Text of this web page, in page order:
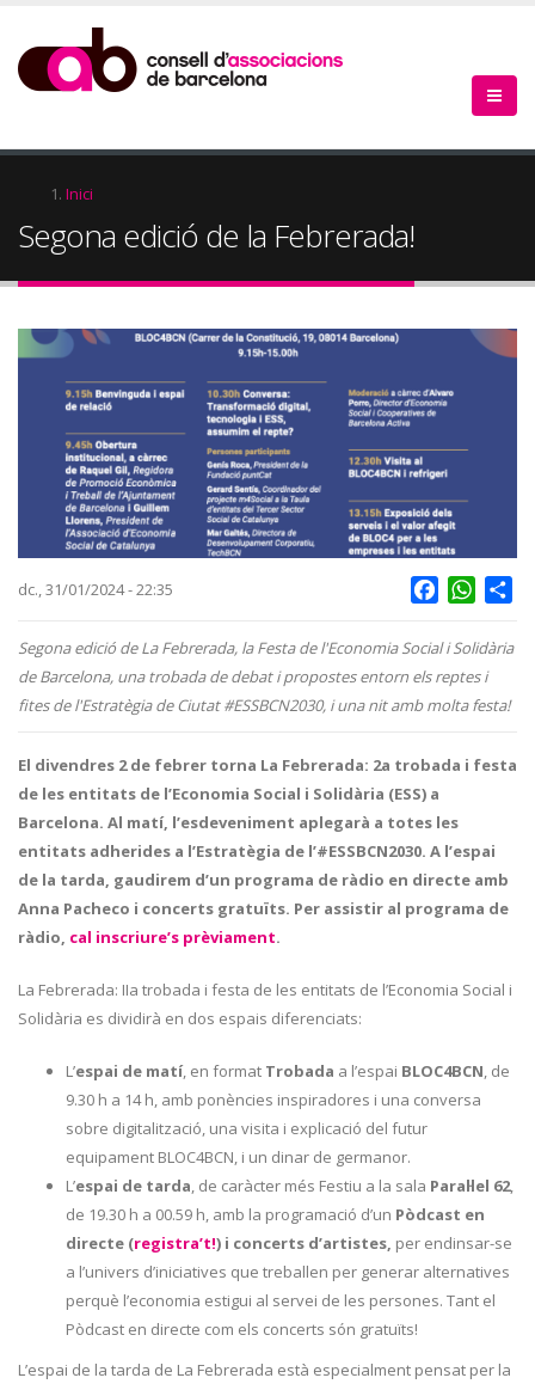
contingut
d'Ariadna
Inici
Segona edició de la Febrerada!
dc., 31/01/2024 - 22:35 Facebook
Segona edició de La Febrerada, la Festa de l'Economia Social i Solidària
de Barcelona, una trobada de debat i propostes entorn els reptes i
fites de l'Estratègia de Ciutat #ESSBCN2030, i una nit amb molta festa!
El divendres 2 de febrer torna La Febrerada: 2a trobada i festa
de les entitats de l’Economia Social i Solidària (ESS) a
Barcelona. Al matí, l’esdeveniment aplegarà a totes les
entitats adherides a l’Estratègia de l’#ESSBCN2030. A l’espai
de la tarda, gaudirem d’un programa de ràdio en directe amb
Anna Pacheco i concerts gratuïts. Per assistir al programa de
ràdio, cal inscriure’s prèviament.
La Febrerada: IIa trobada i festa de les entitats de l’Economia Social i
Solidària es dividirà en dos espais diferenciats:
L’espai de matí, en format Trobada a l’espai BLOC4BCN, de
9.30 h a 14 h, amb ponències inspiradores i una conversa
sobre digitalització, una visita i explicació del futur
equipament BLOC4BCN, i un dinar de germanor.
L’espai de tarda, de caràcter més Festiu a la sala Paral·lel 62,
de 19.30 h a 00.59 h, amb la programació d’un Pòdcast en
directe (registra’t!) i concerts d’artistes, per endinsar-se
a l’univers d’iniciatives que treballen per generar alternatives
perquè l’economia estigui al servei de les persones. Tant el
Pòdcast en directe com els concerts són gratuïts!
L’espai de la tarda de La Febrerada està especialment pensat per la